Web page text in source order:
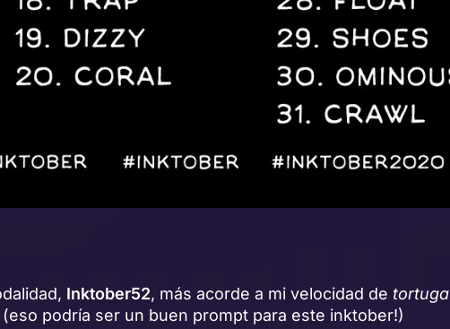
Inktober52, más acorde a mi velocidad de tortuga
(eso podría ser un buen prompt para este inktober!)